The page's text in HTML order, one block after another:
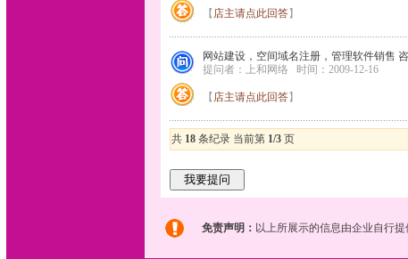
【 店主请点此回答】
网站建设，空间域名注册，管理软件销售
提问者：上和网络 时间：2009-12-16
【 店主请点此回答】
共 18 条纪录 当前第 1/3 页
免责声明： 以上所展示的信息由企业自行